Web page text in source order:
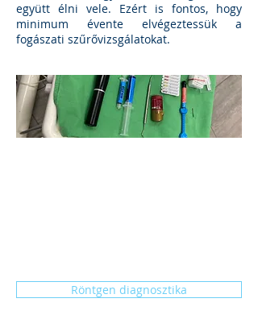
együtt élni vele. Ezért is fontos, hogy
minimum évente elvégeztessük a
fogászati szűrővizsgálatokat.
Röntgen diagnosztika